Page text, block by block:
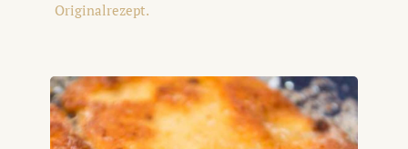
Originalrezept.